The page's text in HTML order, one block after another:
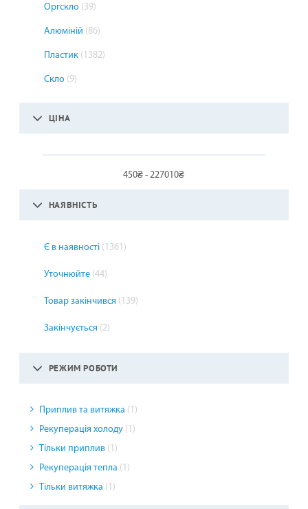
Оргскло (39)
Алюміній (86)
Пластик (1382)
Скло (9)
ЦІНА
450₴ - 227010₴
НАЯВНІСТЬ
Є в наявності (1361)
Уточнюйте (44)
Товар закінчився (139)
Закінчується (2)
РЕЖИМ РОБОТИ
Приплив та витяжка (1)
Рекуперація холоду (1)
Тільки приплив (1)
Рекуперація тепла (1)
Тільки витяжка (1)